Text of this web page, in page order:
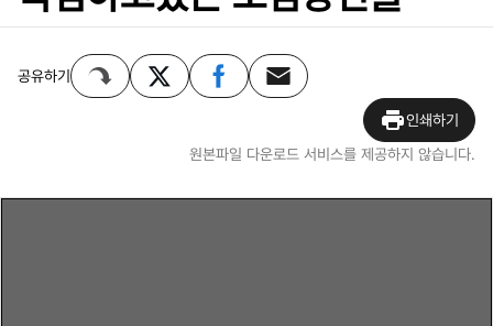
공유하기
인쇄하기
원본파일 다운로드 서비스를 제공하지 않습니다.